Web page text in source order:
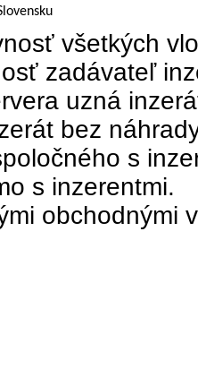
všetkých
zadávateľ
uzná
bez
s
s inzerentmi.
obchodnými